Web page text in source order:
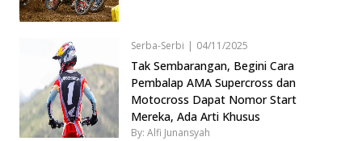
Serba-Serbi | 04/11/2025
Tak Sembarangan, Begini Cara
Pembalap AMA Supercross dan
Motocross Dapat Nomor Start
Mereka, Ada Arti Khusus
By: Alfi Junansyah